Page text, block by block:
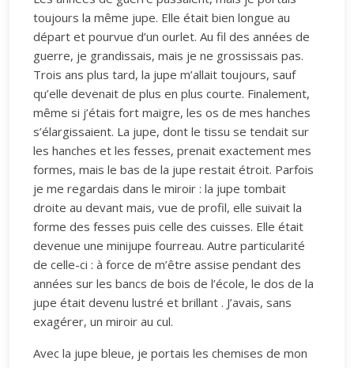
toujours la même jupe. Elle était bien longue au
départ et pourvue d’un ourlet. Au fil des années de
guerre, je grandissais, mais je ne grossissais pas.
Trois ans plus tard, la jupe m’allait toujours, sauf
qu’elle devenait de plus en plus courte. Finalement,
même si j’étais fort maigre, les os de mes hanches
s’élargissaient. La jupe, dont le tissu se tendait sur
les hanches et les fesses, prenait exactement mes
formes, mais le bas de la jupe restait étroit. Parfois
je me regardais dans le miroir : la jupe tombait
droite au devant mais, vue de profil, elle suivait la
forme des fesses puis celle des cuisses. Elle était
devenue une minijupe fourreau. Autre particularité
de celle-ci : à force de m’être assise pendant des
années sur les bancs de bois de l’école, le dos de la
jupe était devenu lustré et brillant . J’avais, sans
exagérer, un miroir au cul.
Avec la jupe bleue, je portais les chemises de mon